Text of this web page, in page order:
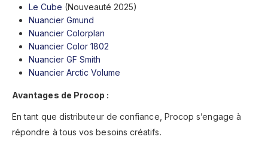
Le Cube (Nouveauté 2025)
Nuancier Gmund
Nuancier Colorplan
Nuancier Color 1802
Nuancier GF Smith
Nuancier Arctic Volume
Avantages de Procop :
En tant que distributeur de confiance, Procop s’engage à
répondre à tous vos besoins créatifs.